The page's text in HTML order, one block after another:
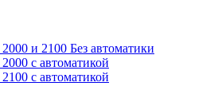
и 2100 Без автоматики
с автоматикой
с автоматикой